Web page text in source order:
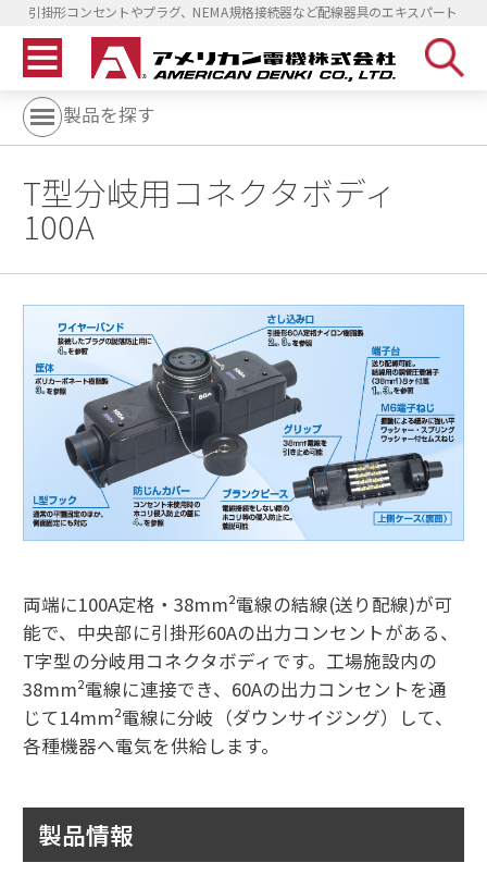
引掛形コンセントやプラグ、NEMA規格接続器など配線器具のエキスパート
製品を探す
T型分岐用コネクタボディ
100A
両端に100A定格・38mm²電線の結線(送り配線)が可
能で、中央部に引掛形60Aの出力コンセントがある、
T字型の分岐用コネクタボディです。工場施設内の
38mm²電線に連接でき、60Aの出力コンセントを通
じて14mm²電線に分岐（ダウンサイジング）して、
各種機器へ電気を供給します。
製品情報